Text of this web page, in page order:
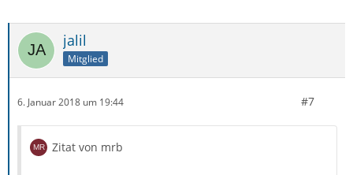
jalil
Mitglied
6. Januar 2018 um 19:44 #7
Zitat von mrb